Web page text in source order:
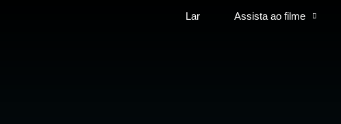
Lar Assista ao filme